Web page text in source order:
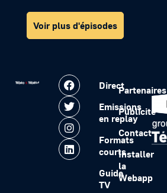
Voir plus d'épisodes
Direct
Emissions
en replay
Formats
courts
Guide
TV
Partenaires
Publicité
Contact
Installer
la
Webapp